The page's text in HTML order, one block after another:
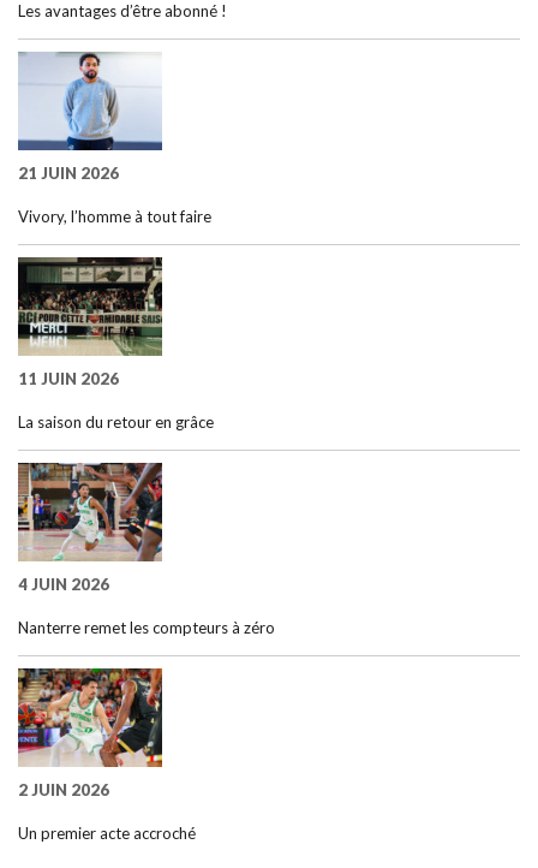
Les avantages d’être abonné !
21 JUIN 2026
Vivory, l’homme à tout faire
11 JUIN 2026
La saison du retour en grâce
4 JUIN 2026
Nanterre remet les compteurs à zéro
2 JUIN 2026
Un premier acte accroché